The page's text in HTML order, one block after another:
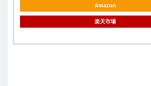
Amazon
楽天市場